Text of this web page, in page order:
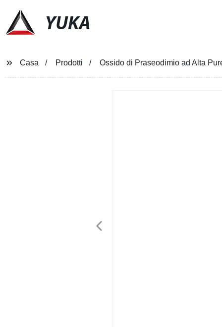
YUKA
Casa Prodotti Ossido di Praseodimio ad Alta